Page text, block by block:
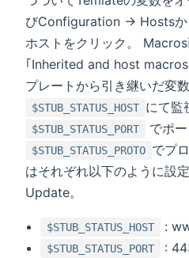
びConfiguration → Hostsか
ホストをクリック。 Macros
｢Inherited and host
プレートから引き継いだ変
$STUB_STATUS_HOST にて監
$STUB_STATUS_PORT でポー
$STUB_STATUS_PROTO でプ
はそれぞれ以下のように設
Update。
$STUB_STATUS_HOST :
$STUB_STATUS_PORT :